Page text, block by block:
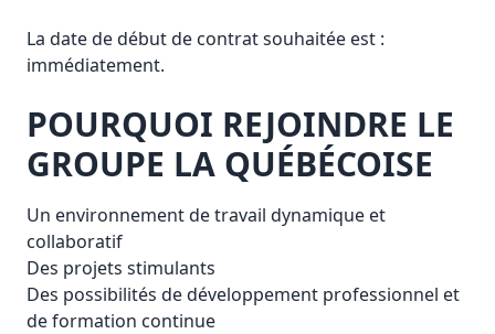
La date de début de contrat souhaitée est :
immédiatement.
POURQUOI REJOINDRE LE
GROUPE LA QUÉBÉCOISE
Un environnement de travail dynamique et
collaboratif
Des projets stimulants
Des possibilités de développement professionnel et
de formation continue